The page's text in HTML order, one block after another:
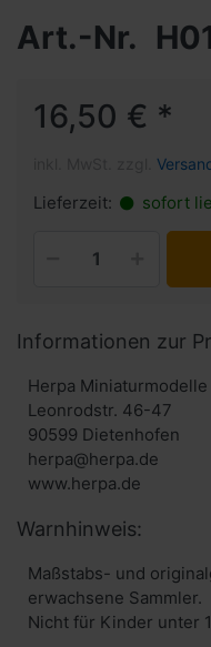
Art.-Nr.
16,50 € *
Lieferzeit: sofort
Informationen zur
Herpa Miniaturmodelle
Leonrodstr. 46-47
90599 Dietenhofen
herpa@herpa.de
www.herpa.de
Warnhinweis:
Maßstabs- und
erwachsene Sammler.
Nicht für Kinder unter